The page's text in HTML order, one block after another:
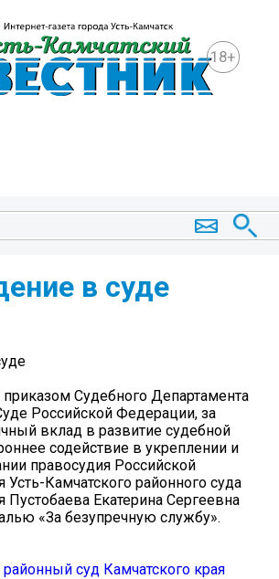
18+
в суде
приказом Судебного Департамента
Российской Федерации, за
вклад в развитие судебной
содействие в укреплении и
правосудия Российской
Камчатского районного суда
Пустобаева Екатерина Сергеевна
«За безупречную службу».
суд Камчатского края